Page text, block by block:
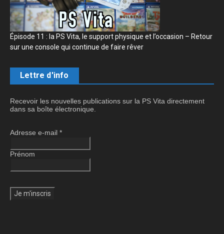
Épisode 11 : la PS Vita, le support physique et l’occasion – Retour
sur une console qui continue de faire rêver
Lettre d'info
Recevoir les nouvelles publications sur la PS Vita directement
dans sa boîte électronique.
Adresse e-mail *
Prénom